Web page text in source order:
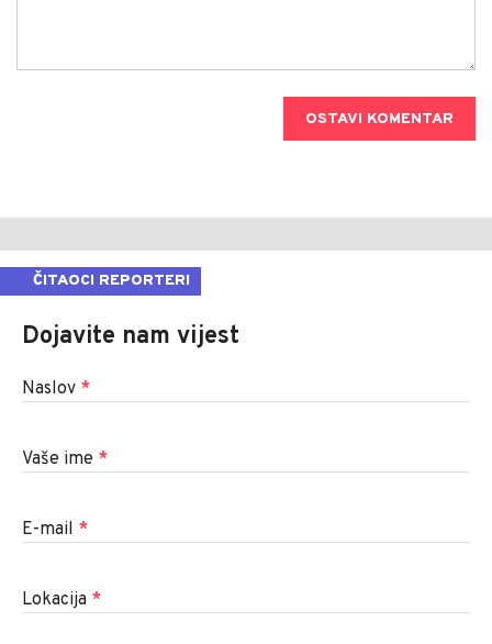
OSTAVI KOMENTAR
ČITAOCI REPORTERI
Dojavite nam vijest
Naslov *
Vaše ime *
E-mail *
Lokacija *